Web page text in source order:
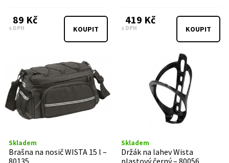
89 Kč
s DPH KOUPIT
419 Kč
s DPH KOUPIT
Skladem
Brašna na nosič WISTA 15 l –
Skladem
Držák na lahev Wista